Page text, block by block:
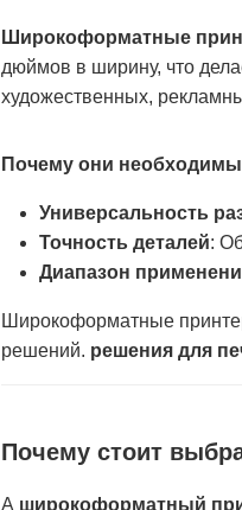
Широкоформатные
дюймов в ширину, что
художественных,
Почему они необходимы
Универсальность
Точность деталей:
Диапазон
Широкоформатные
решений. решения для
Почему стоит
А широкоформатный